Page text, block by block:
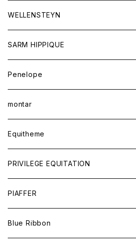
ジュエリー
WELLENSTEYN
SARM HIPPIQUE
Penelope
montar
Equitheme
PRIVILEGE EQUITATION
PIAFFER
Blue Ribbon